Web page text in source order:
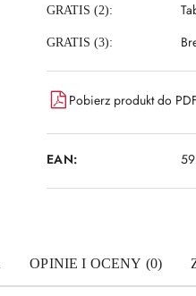
GRATIS (2):
GRATIS (3):
Pobierz produkt do
EAN:
OPINIE I OCENY (0)